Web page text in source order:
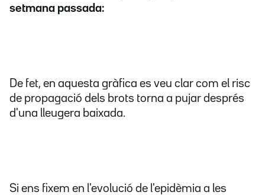
setmana passada:
De fet, en aquesta gràfica es veu clar com el risc
de propagació dels brots torna a pujar després
d'una lleugera baixada.
Si ens fixem en l'evolució de l'epidèmia a les